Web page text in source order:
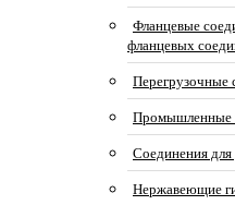
Фланцевые
фланцевых
Перегрузочные
Промышленные
Соединения
Нержавеющие